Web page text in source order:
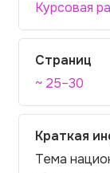
Курсовая
Страниц
~ 25–30
Краткая
Тема